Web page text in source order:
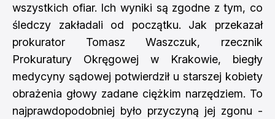
wszystkich ofiar. Ich wyniki są zgodne z tym, co
śledczy zakładali od początku. Jak przekazał
prokurator Tomasz Waszczuk, rzecznik
Prokuratury Okręgowej w Krakowie, biegły
medycyny sądowej potwierdził u starszej kobiety
obrażenia głowy zadane ciężkim narzędziem. To
najprawdopodobniej było przyczyną jej zgonu -